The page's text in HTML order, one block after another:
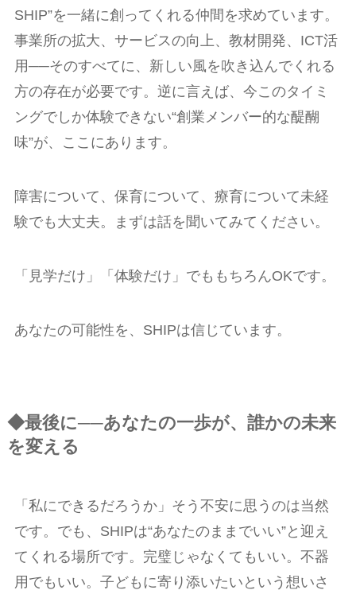
SHIP”を一緒に創ってくれる仲間を求めています。
事業所の拡大、サービスの向上、教材開発、ICT活
用──そのすべてに、新しい風を吹き込んでくれる
方の存在が必要です。逆に言えば、今このタイミ
ングでしか体験できない“創業メンバー的な醍醐
味”が、ここにあります。
障害について、保育について、療育について未経
験でも大丈夫。まずは話を聞いてみてください。
「見学だけ」「体験だけ」でももちろんOKです。
あなたの可能性を、SHIPは信じています。
◆最後に──あなたの一歩が、誰かの未来
を変える
「私にできるだろうか」そう不安に思うのは当然
です。でも、SHIPは“あなたのままでいい”と迎え
てくれる場所です。完璧じゃなくてもいい。不器
用でもいい。子どもに寄り添いたいという想いさ